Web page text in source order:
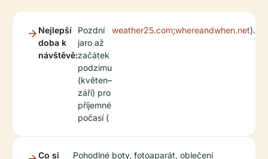
Nejlepší
doba k
návštěvě:
Pozdní
jaro až
začátek
podzimu
(květen–
září) pro
příjemné
počasí (
weather25.com;whereandwhen.net).
Co si
Pohodlné boty, fotoaparát, oblečení